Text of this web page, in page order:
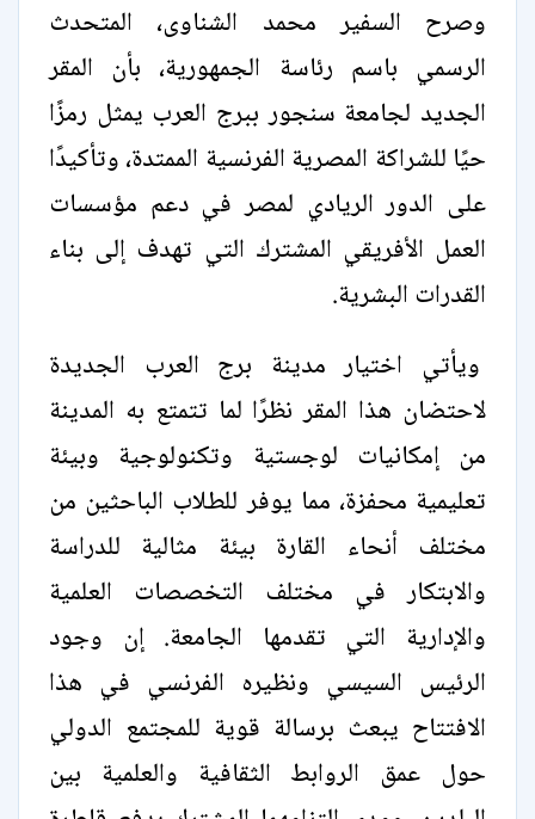
وصرح السفير محمد الشناوى، المتحدث
الرسمي باسم رئاسة الجمهورية، بأن المقر
الجديد لجامعة سنجور ببرج العرب يمثل رمزًا
حيًا للشراكة المصرية الفرنسية الممتدة، وتأكيدًا
على الدور الريادي لمصر في دعم مؤسسات
العمل الأفريقي المشترك التي تهدف إلى بناء
القدرات البشرية.
ويأتي اختيار مدينة برج العرب الجديدة
لاحتضان هذا المقر نظرًا لما تتمتع به المدينة
من إمكانيات لوجستية وتكنولوجية وبيئة
تعليمية محفزة، مما يوفر للطلاب الباحثين من
مختلف أنحاء القارة بيئة مثالية للدراسة
والابتكار في مختلف التخصصات العلمية
والإدارية التي تقدمها الجامعة. إن وجود
الرئيس السيسي ونظيره الفرنسي في هذا
الافتتاح يبعث برسالة قوية للمجتمع الدولي
حول عمق الروابط الثقافية والعلمية بين